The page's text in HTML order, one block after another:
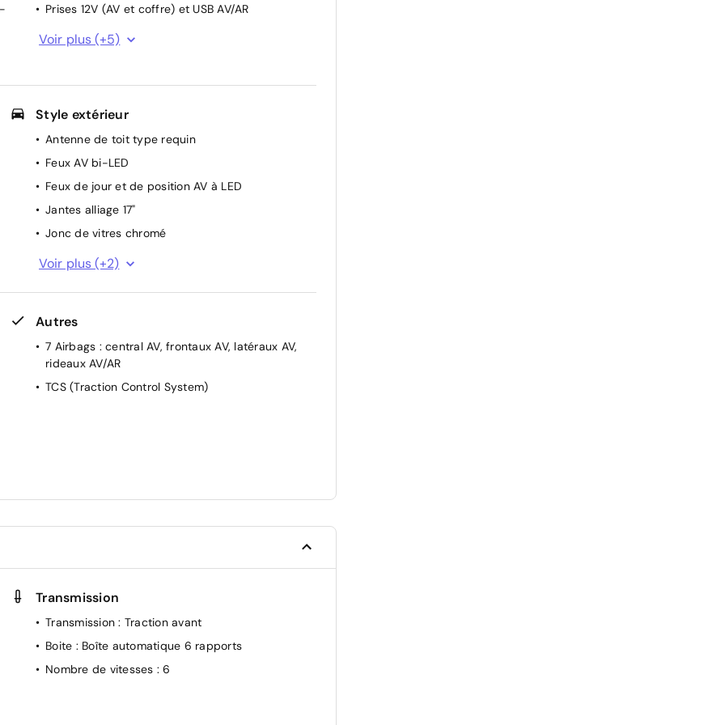
Prises 12V (AV et coffre) et USB AV/AR
Réception radio numérique terrestre (DAB)
de mise à jour de la cartographie
Système multimédia avec écran couleur tactile
12,3" avec reconnaissance vocale en ligne
Voir plus (+5)
Style extérieur
Antenne de toit type requin
Feux AV bi-LED
Feux de jour et de position AV à LED
Jantes alliage 17"
Jonc de vitres chromé
Poignées de portes extérieures ton carroserie
Voir plus (+2)
Autres
7 Airbags : central AV, frontaux AV, latéraux AV,
rideaux AV/AR
TCS (Traction Control System)
Transmission
Transmission: Traction avant
Boite : Boîte automatique 6 rapports
Nombre de vitesses : 6